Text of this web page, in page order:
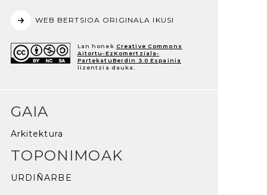
WEB BERTSIOA ORIGINALA IKUSI
Lan honek Creative Commons
Aitortu-EzKomertziala-
PartekatuBerdin 3.0 Espainia
lizentzia dauka.
GAIA
Arkitektura
TOPONIMOAK
URDIÑARBE